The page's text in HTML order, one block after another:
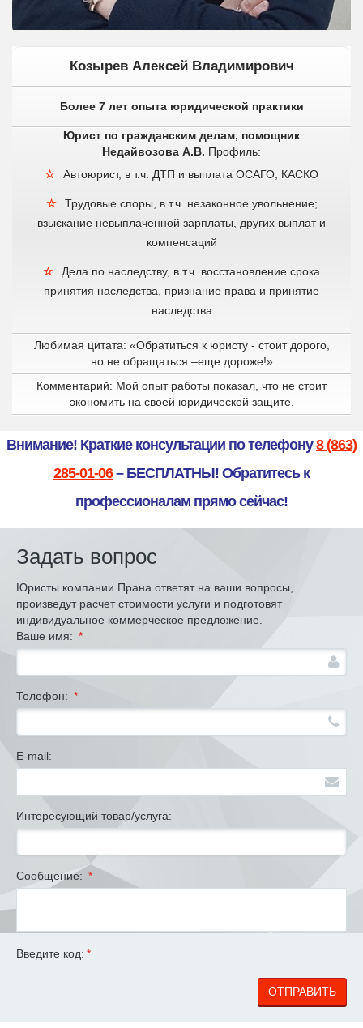
Козырев Алексей Владимирович
Более 7 лет опыта юридической практики
Юрист по гражданским делам, помощник
Недайвозова А.В. Профиль:
Автоюрист, в т.ч. ДТП и выплата ОСАГО, КАСКО
Трудовые споры, в т.ч. незаконное увольнение;
взыскание невыплаченной зарплаты, других выплат и
компенсаций
Дела по наследству, в т.ч. восстановление срока
принятия наследства, признание права и принятие
наследства
Любимая цитата: «Обратиться к юристу - стоит дорого,
но не обращаться –еще дороже!»
Комментарий: Мой опыт работы показал, что не стоит
экономить на своей юридической защите.
Внимание! Краткие консультации по телефону8 (863)
285-01-06– БЕСПЛАТНЫ! Обратитесь к
профессионалам прямо сейчас!
Задать вопрос
Юристы компании Прана ответят на ваши вопросы,
произведут расчет стоимости услуги и подготовят
индивидуальное коммерческое предложение.
Ваше имя: *
Телефон: *
E-mail:
Интересующий товар/услуга:
Сообщение: *
Введите код: *
ОТПРАВИТЬ